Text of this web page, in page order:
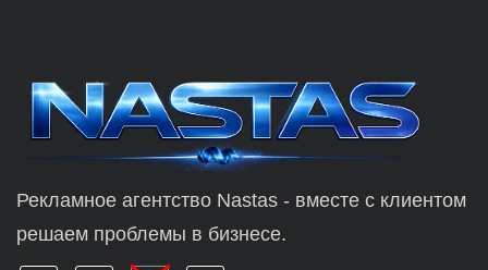
Рекламное агентство Nastas - вместе с клиентом
решаем проблемы в бизнесе.